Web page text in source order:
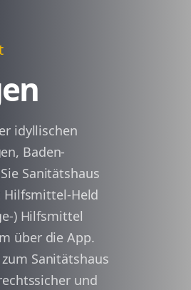
idyllischen
Baden-
Sanitätshaus
Hilfsmittel-Held
) Hilfsmittel
über die App.
Sanitätshaus
und